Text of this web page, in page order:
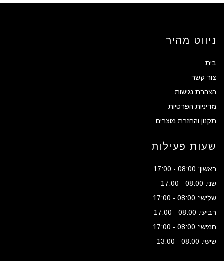
ניווט מהיר
בית
צור קשר
הצהרת נגישות
מדיניות הפרטיות
תקנון והחזרת מוצרים
שעות פעילות
ראשון: 08:00 - 17:00
שני: 08:00 - 17:00
שלישי: 08:00 - 17:00
רביעי: 08:00 - 17:00
חמישי: 08:00 - 17:00
שישי: 08:00 - 13:00